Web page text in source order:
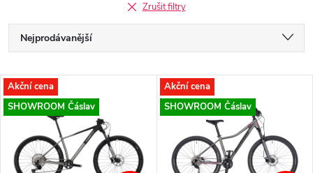
Zrušit filtry
Ř
a
z
e
Nejprodávanější
Nejdražší
Abecedně
V
ý
p
Akční cena
SHOWROOM Čáslav
Akční cena
SHOWROOM Čáslav